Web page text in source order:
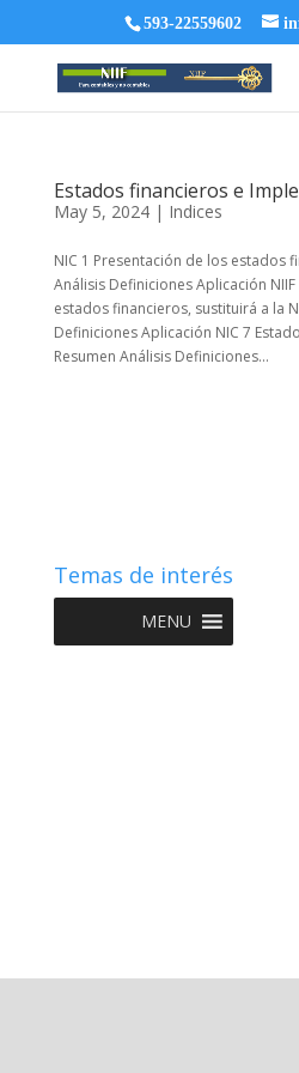
593-22559602
Estados financieros e
May 5, 2024| Indices
NIC 1 Presentación de los estados
Análisis Definiciones Aplicación
estados financieros, sustituirá a la
Definiciones Aplicación NIC 7
Resumen Análisis Definiciones...
Temas de interés
MENU